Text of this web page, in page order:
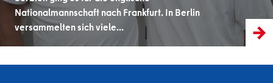
Nationalmannschaft nach Frankfurt. In Berlin
versammelten sich viele…